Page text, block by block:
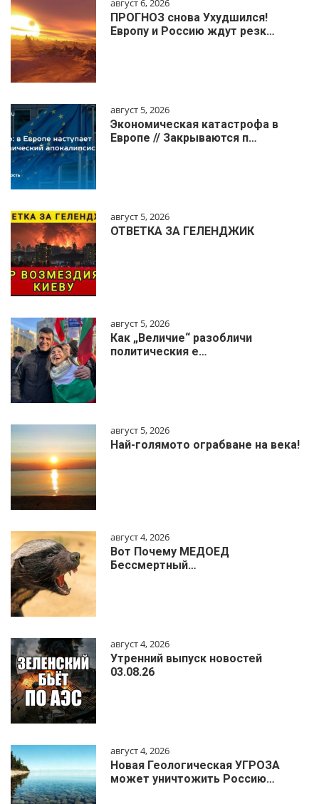
август 6, 2026
ПРОГНОЗ снова Ухудшился!
Европу и Россию ждут резк…
август 5, 2026
Экономическая катастрофа в
Европе // Закрываются п…
август 5, 2026
ОТВЕТКА ЗА ГЕЛЕНДЖИК
август 5, 2026
Как „Величие“ разобличи
политическия е…
август 5, 2026
Най-голямото ограбване на века!
август 4, 2026
Вот Почему МЕДОЕД
Бессмертный…
август 4, 2026
Утренний выпуск новостей
03.08.26
август 4, 2026
Новая Геологическая УГРОЗА
может уничтожить Россию…